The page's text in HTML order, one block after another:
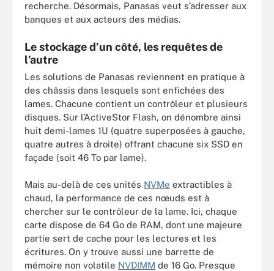
recherche. Désormais, Panasas veut s’adresser aux
banques et aux acteurs des médias.
Le stockage d’un côté, les requêtes de
l’autre
Les solutions de Panasas reviennent en pratique à
des châssis dans lesquels sont enfichées des
lames. Chacune contient un contrôleur et plusieurs
disques. Sur l’ActiveStor Flash, on dénombre ainsi
huit demi-lames 1U (quatre superposées à gauche,
quatre autres à droite) offrant chacune six SSD en
façade (soit 46 To par lame).
Mais au-delà de ces unités NVMe extractibles à
chaud, la performance de ces nœuds est à
chercher sur le contrôleur de la lame. Ici, chaque
carte dispose de 64 Go de RAM, dont une majeure
partie sert de cache pour les lectures et les
écritures. On y trouve aussi une barrette de
mémoire non volatile NVDIMM de 16 Go. Presque